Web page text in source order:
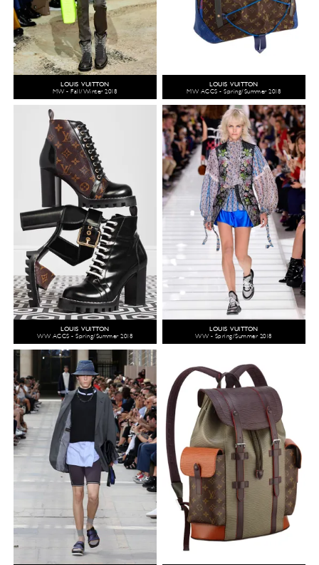
LOUIS VUITTON
MW - Fall/Winter 2018
LOUIS VUITTON
MW ACCS - Spring/Summer 2018
LOUIS VUITTON
WW ACCS - Spring/Summer 2018
LOUIS VUITTON
WW - Spring/Summer 2018